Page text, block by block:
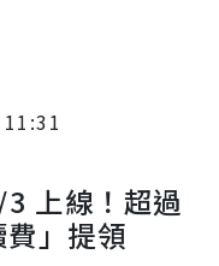
上線！超過
費」提領